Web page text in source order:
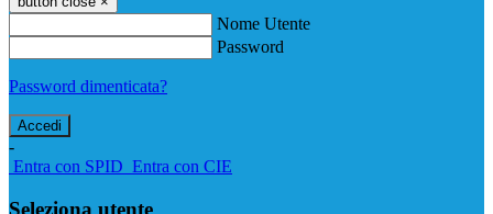
Nome Utente
Password
Password dimenticata?
-
Entra con SPID Entra con CIE
Seleziona utente